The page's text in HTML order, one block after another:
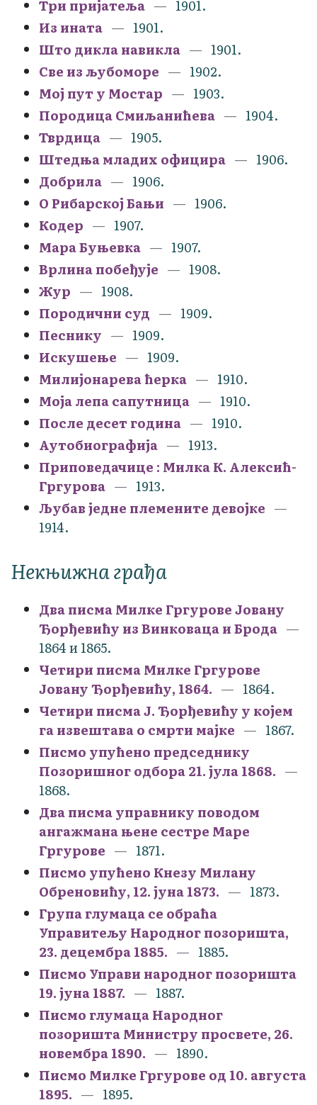
Три пријатеља
1901.
Из ината
1901.
Што дикла навикла
1901.
Све из љубоморе
1902.
Мој пут у Мостар
1903.
Породица Смиљанићева
1904.
Тврдица
1905.
Штедња младих официра
1906.
Добрила
1906.
О Рибарској Бањи
1906.
Кодер
1907.
Мара Буњевка
1907.
Врлина побеђује
1908.
Жур
1908.
Породични суд
1909.
Песнику
1909.
Искушење
1909.
Милијонарева ћерка
1910.
Моја лепа сапутница
1910.
После десет година
1910.
Аутобиографија
1913.
Приповедачице : Милка К. Алексић-
Гргурова
1913.
Љубав једне племените девојке
1914.
Некњижна грађа
Два писма Милке Гргурове Јовану
Ђорђевићу из Винковаца и Брода
1864 и 1865.
Четири писма Милке Гргурове
Јовану Ђорђевићу, 1864.
1864.
Четири писма Ј. Ђорђевићу у којем
га извештава о смрти мајке
1867.
Писмо упућено председнику
Позоришног одбора 21. јула 1868.
1868.
Два писма управнику поводом
ангажмана њене сестре Маре
Гргурове
1871.
Писмо упућено Кнезу Милану
Обреновићу, 12. јуна 1873.
1873.
Група глумаца се обраћа
Управитељу Народног позоришта,
23. децембра 1885.
1885.
Писмо Управи народног позоришта
19. јуна 1887.
1887.
Писмо глумаца Народног
позоришта Министру просвете, 26.
новембра 1890.
1890.
Писмо Милке Гргурове од 10. августа
1895.
1895.